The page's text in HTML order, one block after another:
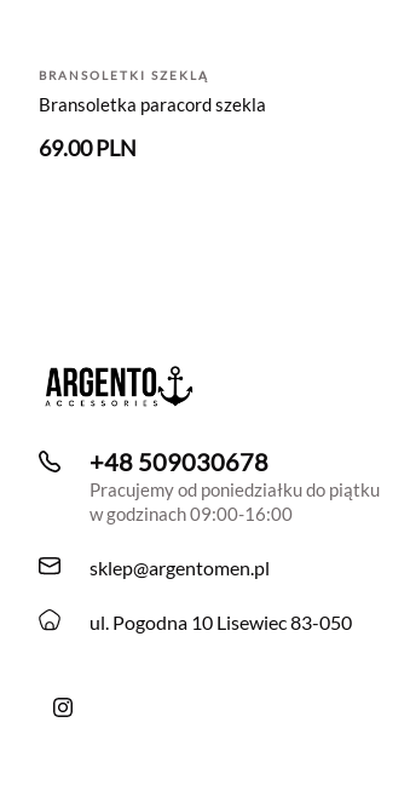
BRANSOLETKI SZEKLĄ
Bransoletka paracord szekla
69.00 PLN
+48 509030678
Pracujemy od poniedziałku do piątku
w godzinach 09:00-16:00
sklep@argentomen.pl
ul. Pogodna 10 Lisewiec 83-050